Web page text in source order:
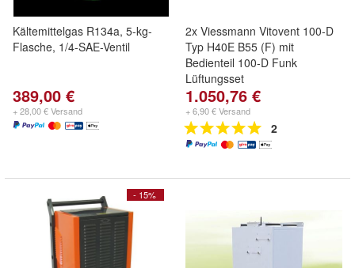
Kältemittelgas R134a, 5-kg-
Flasche, 1/4-SAE-Ventil
389,00 €
+ 28,00 € Versand
2x Viessmann Vitovent 100-D
Typ H40E B55 (F) mit
Bedienteil 100-D Funk
Lüftungsset
1.050,76 €
+ 6,90 € Versand
2
- 15%